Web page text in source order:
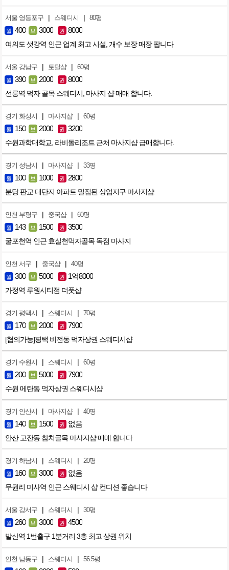
서울 영등포구 | 스웨디시 | 80평
월 400 보 3000 권 8000
여의도 샛강역 인근 업계 최고 시설, 개수 보장 매장 팝니다
서울 강남구 | 토탈샵 | 60평
월 390 보 2000 권 8000
선릉역 먹자 골목 스웨디시, 마사지 샵 매매 합니다.
경기 화성시 | 마사지샵 | 60평
월 150 보 2000 권 3200
수원과학대학교, 라비돌리조트 근처 마사지샵 급매합니다.
경기 성남시 | 마사지샵 | 33평
월 100 보 1000 권 2800
분당 판교 대단지 아파트 밀집된 상업지구 마사지샵.
인천 부평구 | 중국샵 | 60평
월 143 보 1500 권 3500
굴포천역 인근 효실천먹자골목 독점 마사지
인천 서구 | 중국샵 | 40평
월 300 보 5000 권 1억8000
가정역 루원시티점 더풋샵
경기 평택시 | 스웨디시 | 70평
월 170 보 2000 권 7900
[협의가능]평택 비전동 먹자상권 스웨디시샵
경기 수원시 | 스웨디시 | 60평
월 200 보 5000 권 7900
수원 메탄동 먹자상권 스웨디시샵
경기 안산시 | 마사지샵 | 40평
월 140 보 1500 권 없음
안산 고잔동 참치골목 마사지샵 매매 합니다
경기 하남시 | 스웨디시 | 20평
월 160 보 3000 권 없음
무권리 미사역 인근 스웨디시 샵 컨디션 좋습니다
서울 강서구 | 스웨디시 | 30평
월 260 보 3000 권 4500
발산역 1번출구 1분거리 3층 최고 상권 위치
인천 남동구 | 스웨디시 | 56.5평